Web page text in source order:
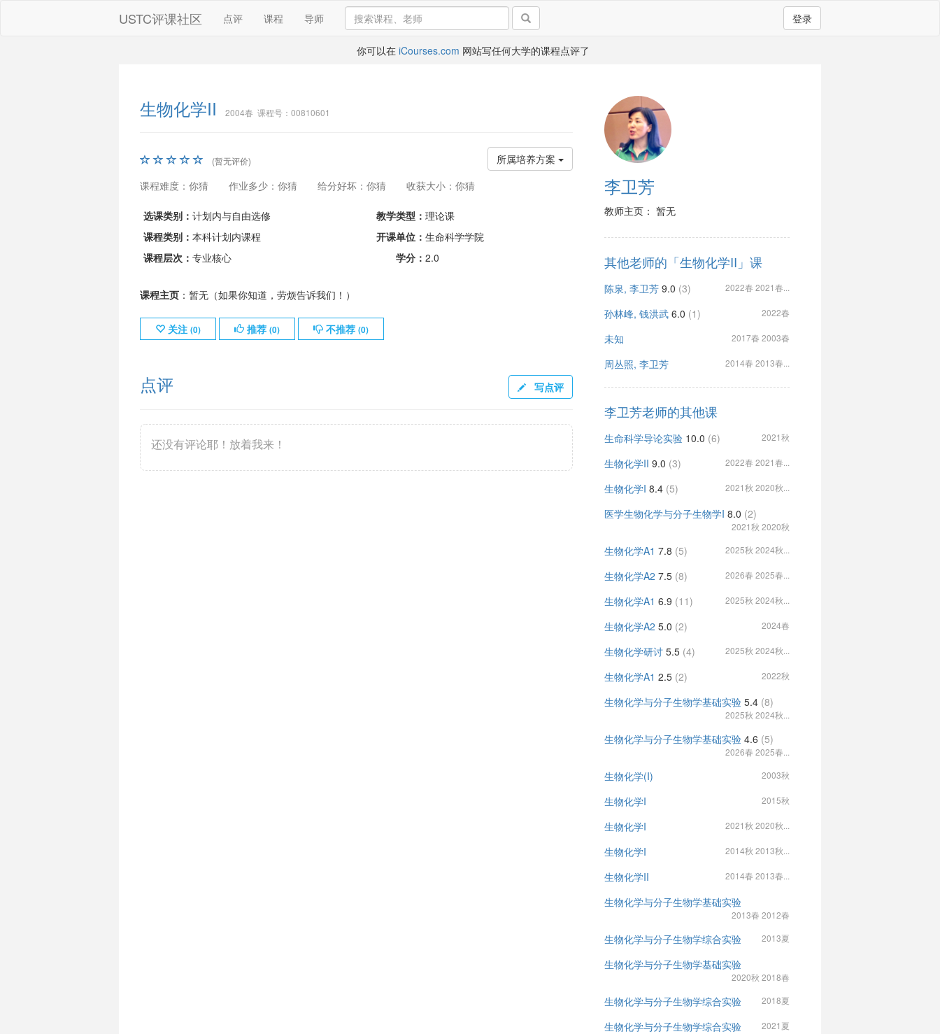
USTC评课社区 点评 课程 导师 登录
你可以在 iCourses.com 网站写任何大学的课程点评了
生物化学II 2004春 课程号：00810601
所属培养方案
(暂无评价)
课程难度：你猜 作业多少：你猜 给分好坏：你猜 收获大小：你猜
选课类别： 计划内与自由选修 教学类型： 理论课
课程类别： 本科计划内课程 开课单位： 生命科学学院
课程层次： 专业核心 学分： 2.0
课程主页：暂无（如果你知道，劳烦告诉我们！）
关注 (0) 推荐 (0) 不推荐 (0)
点评 写点评
还没有评论耶！放着我来！
李卫芳
教师主页： 暂无
其他老师的「生物化学II」课
陈泉, 李卫芳 9.0 (3) 2022春 2021春...
孙林峰, 钱洪武 6.0 (1) 2022春
未知 2017春 2003春
周丛照, 李卫芳 2014春 2013春...
李卫芳老师的其他课
生命科学导论实验 10.0 (6) 2021秋
生物化学II 9.0 (3) 2022春 2021春...
生物化学I 8.4 (5) 2021秋 2020秋...
医学生物化学与分子生物学I 8.0 (2)
2021秋 2020秋
生物化学A1 7.8 (5) 2025秋 2024秋...
生物化学A2 7.5 (8) 2026春 2025春...
生物化学A1 6.9 (11) 2025秋 2024秋...
生物化学A2 5.0 (2) 2024春
生物化学研讨 5.5 (4) 2025秋 2024秋...
生物化学A1 2.5 (2) 2022秋
生物化学与分子生物学基础实验 5.4 (8)
2025秋 2024秋...
生物化学与分子生物学基础实验 4.6 (5)
2026春 2025春...
生物化学(I) 2003秋
生物化学I 2015秋
生物化学I 2021秋 2020秋...
生物化学I 2014秋 2013秋...
生物化学II 2014春 2013春...
生物化学与分子生物学基础实验
2013春 2012春
生物化学与分子生物学综合实验 2013夏
生物化学与分子生物学基础实验
2020秋 2018春
生物化学与分子生物学综合实验 2018夏
生物化学与分子生物学综合实验 2021夏